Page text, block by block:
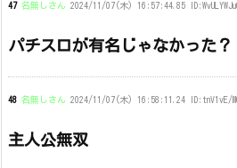
47 名無しさん 2024/11/07(木) 16:57:44.85
パチスロが有名じゃなかった？
48 名無しさん 2024/11/07(木) 16:58:11.24 ID:tnV1vE/
主人公無双